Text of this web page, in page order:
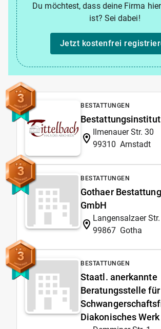
Du möchtest, dass deine Firma
ist? Sei dabei!
Jetzt kostenfrei
3 BESTATTUNGEN
Ilmenauer Str. 30
99310 Arnstadt
3 BESTATTUNGEN
Gothaer
GmbH
Langensalzaer
99867 Gotha
3 BESTATTUNGEN
Staatl. anerkannte
Beratungsstelle für
Diakonisches